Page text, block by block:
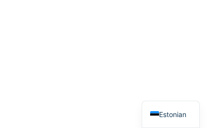
Estonian